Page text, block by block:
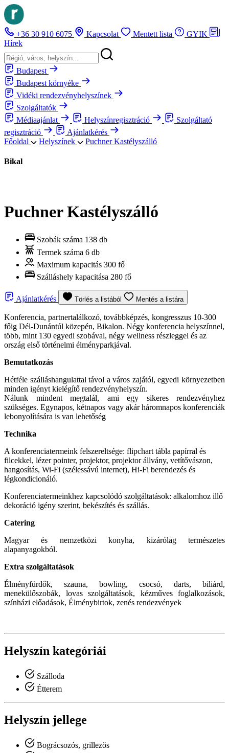
+36 30 910 6075 Kapcsolat Mentett lista
GYIK
Hírek
Budapest
Budapest környéke
Vidéki rendezvényhelyszínek
Szolgáltatók
Médiaajánlat
Helyszínregisztráció
Szolgáltató
regisztráció
Ajánlatkérés
Főoldal
Helyszínek Puchner Kastélyszálló
Bikal
Puchner Kastélyszálló
Szobák száma 138 db
Termek száma 6 db
Maximum kapacitás 300 fő
Szálláshely kapacitása 280 fő
Ajánlatkérés Törlés a listából Mentés a listára
Konferencia, partnertalálkozó, továbbképzés, kongresszus 10-300
főig Dél-Dunántúl közepén, Bikalon. Négy konferencia helyszínnel,
több, mint 130 egyedi szobával, négy wellness részleggel és az
ország első történelmi élményparkjával.
Bemutatkozás
Hétféle szálláshangulattal távol a város zajától, egyedi környezetben
minden igényt kielégítő rendezvényhelyszín.
Nálunk mindent megtalál, ami egy sikeres rendezvényhez
szükséges. Egynapos, kétnapos vagy akár háromnapos konferenciák
lebonyolítására is van lehetőség
Technika
A konferenciatermeink felszereltsége: flipchart tábla papírral és
filcekkel, lézer pointer, projektor, projektor állvány, vetítővászon,
hangosítás, Wi-Fi (szélessávú internet), Hi-Fi berendezés és
légkondicionáló.
Konferenciatermeinkhez kapcsolódó szolgáltatások: alkalomhoz illő
dekoráció igény szerint, bekészítés és szállás.
Catering
Magyar és nemzetközi konyha, kizárólag természetes
alapanyagokból.
Extra szolgáltatások
Élményfürdők, szauna, bowling, csocsó, darts, biliárd,
menekülőszobák, lovas szolgáltatások, kézműves foglalkozások,
színházi előadások, Élménybirtok, zenés rendezvények
Helyszín kategóriái
Szálloda
Étterem
Helyszín jellege
Bográcsozós, grillezős